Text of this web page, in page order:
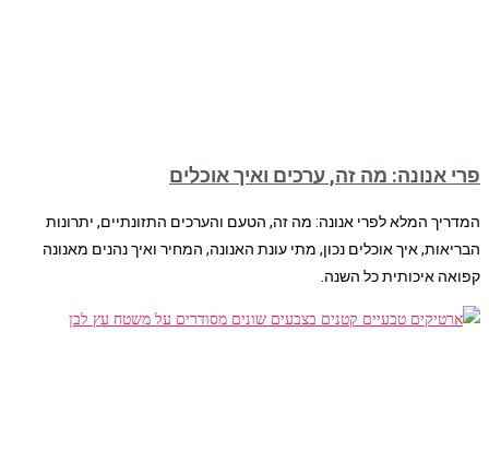
פרי אנונה: מה זה, ערכים ואיך אוכלים
המדריך המלא לפרי אנונה: מה זה, הטעם והערכים התזונתיים, יתרונות
הבריאות, איך אוכלים נכון, מתי עונת האנונה, המחיר ואיך נהנים מאנונה
קפואה איכותית כל השנה.